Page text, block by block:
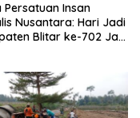
Persatuan Insan
Nusantara: Hari Jadi
Blitar ke-702 Jadi